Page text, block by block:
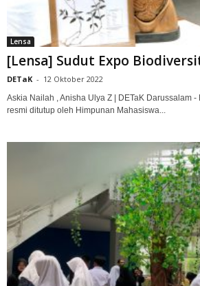
Lensa
[Lensa] Sudut Expo
DETaK - 12 Oktober 2022
Askia Nailah , Anisha Ulya Z | DETaK Darussalam
resmi ditutup oleh Himpunan Mahasiswa...